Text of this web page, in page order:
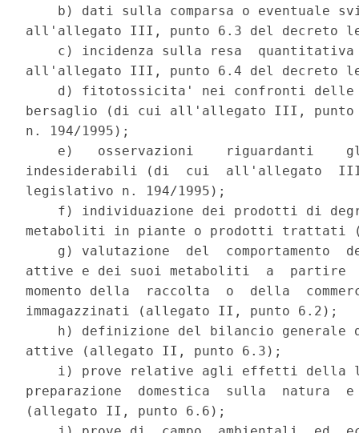
b) dati sulla comparsa o eventuale
all'allegato III, punto 6.3 del decreto
c) incidenza sulla resa
all'allegato III, punto 6.4 del decreto
d) fitotossicita' nei confronti
bersaglio (di cui all'allegato III, punto
n. 194/1995);
e)   osservazioni    riguardanti
indesiderabili (di  cui  all'allegato
legislativo n. 194/1995);
f) individuazione dei prodotti di
metaboliti in piante o prodotti trattati
g) valutazione  del  comportamento
attive e dei suoi metaboliti  a  partire
momento della  raccolta  o  della
immagazzinati (allegato II, punto 6.2);
h) definizione del bilancio generale
attive (allegato II, punto 6.3);
i) prove relative agli effetti della
preparazione  domestica  sulla
(allegato II, punto 6.6);